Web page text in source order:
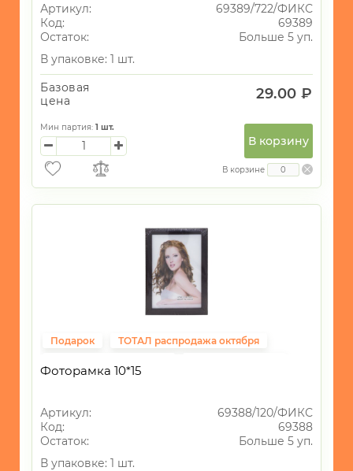
Артикул:
69389/722/ФИКС
Код:
69389
Остаток:
Больше 5 уп.
В упаковке: 1 шт.
Базовая
цена
29.00 ₽
Мин партия: 1 шт.
В корзину
В корзине
Подарок
ТОТАЛ распродажа октября
Фиксированная цена
Фоторамка 10*15
Артикул:
69388/120/ФИКС
Код:
69388
Остаток:
Больше 5 уп.
В упаковке: 1 шт.